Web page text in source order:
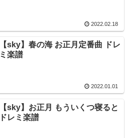
2022.02.18
【sky】春の海 お正月定番曲 ドレ
ミ楽譜
2022.01.01
【sky】お正月 もういくつ寝ると
ドレミ楽譜